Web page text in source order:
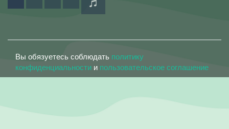
Вы обязуетесь соблюдать политику
конфиденциальности и пользовательское соглашение